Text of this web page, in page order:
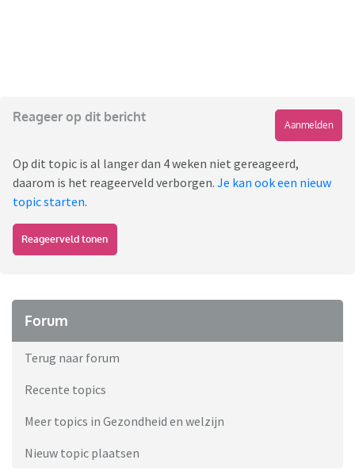
Reageer op dit bericht
Aanmelden
Op dit topic is al langer dan 4 weken niet gereageerd,
daarom is het reageerveld verborgen. Je kan ook een nieuw
topic starten.
Reageerveld tonen
Forum
Terug naar forum
Recente topics
Meer topics in Gezondheid en welzijn
Nieuw topic plaatsen